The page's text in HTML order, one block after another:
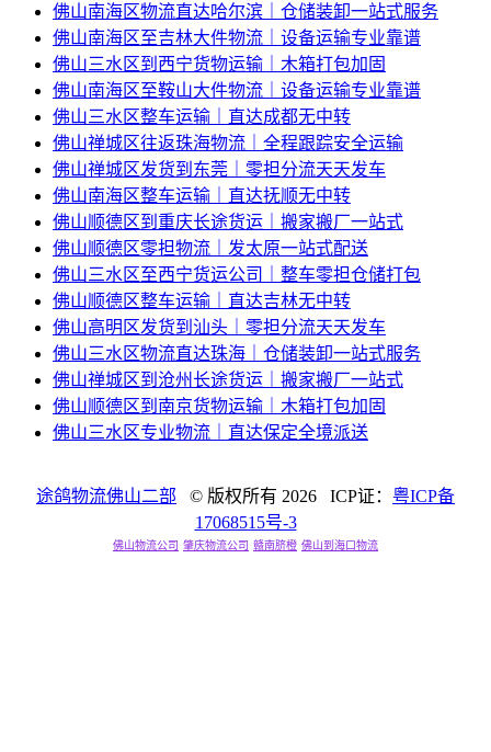
佛山南海区物流直达哈尔滨｜仓储装卸一站式服务
佛山南海区至吉林大件物流｜设备运输专业靠谱
佛山三水区到西宁货物运输｜木箱打包加固
佛山南海区至鞍山大件物流｜设备运输专业靠谱
佛山三水区整车运输｜直达成都无中转
佛山禅城区往返珠海物流｜全程跟踪安全运输
佛山禅城区发货到东莞｜零担分流天天发车
佛山南海区整车运输｜直达抚顺无中转
佛山顺德区到重庆长途货运｜搬家搬厂一站式
佛山顺德区零担物流｜发太原一站式配送
佛山三水区至西宁货运公司｜整车零担仓储打包
佛山顺德区整车运输｜直达吉林无中转
佛山高明区发货到汕头｜零担分流天天发车
佛山三水区物流直达珠海｜仓储装卸一站式服务
佛山禅城区到沧州长途货运｜搬家搬厂一站式
佛山顺德区到南京货物运输｜木箱打包加固
佛山三水区专业物流｜直达保定全境派送
途鸽物流佛山二部 © 版权所有 2026 ICP证： 粤ICP备
17068515号-3
佛山物流公司 肇庆物流公司 赣南脐橙 佛山到海口物流